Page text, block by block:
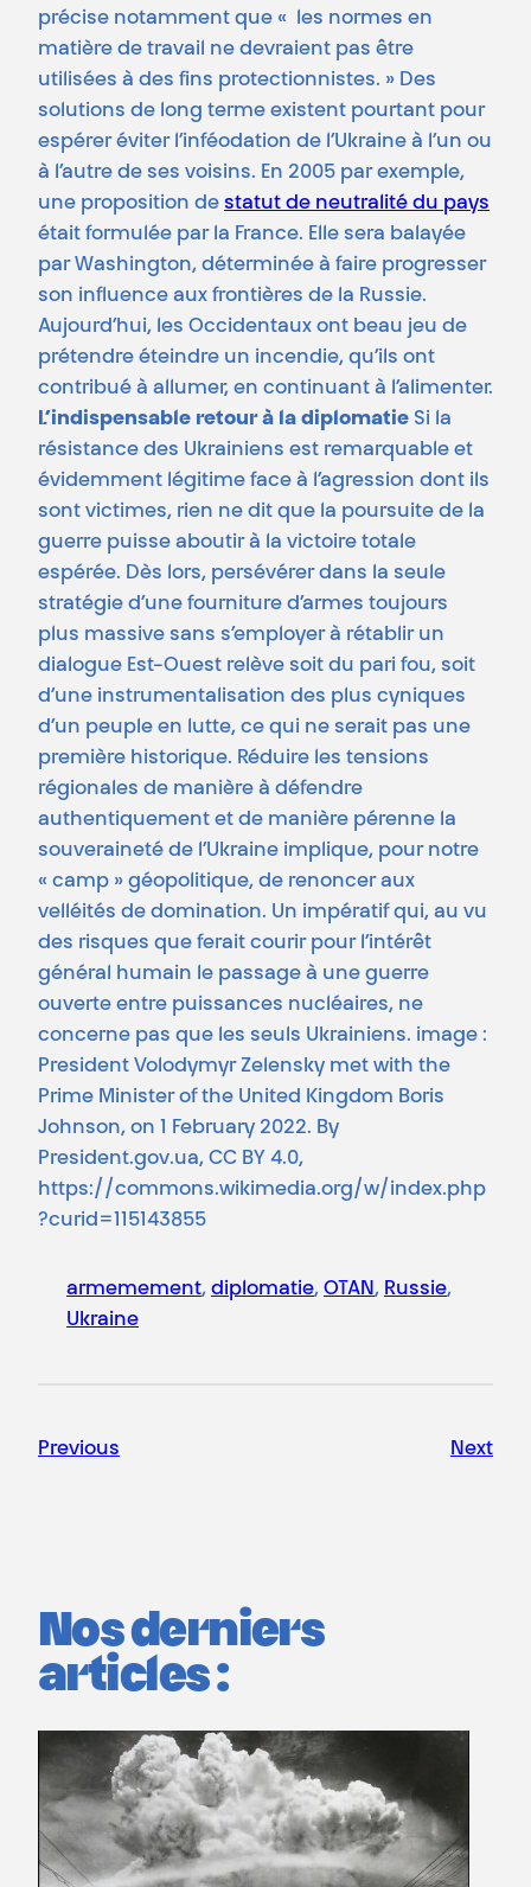
précise notamment que « les normes en
matière de travail ne devraient pas être
utilisées à des fins protectionnistes. » Des
solutions de long terme existent pourtant pour
espérer éviter l’inféodation de l’Ukraine à l’un ou
à l’autre de ses voisins. En 2005 par exemple,
une proposition de statut de neutralité du pays
était formulée par la France. Elle sera balayée
par Washington, déterminée à faire progresser
son influence aux frontières de la Russie.
Aujourd’hui, les Occidentaux ont beau jeu de
prétendre éteindre un incendie, qu’ils ont
contribué à allumer, en continuant à l’alimenter.
L’indispensable retour à la diplomatie Si la
résistance des Ukrainiens est remarquable et
évidemment légitime face à l’agression dont ils
sont victimes, rien ne dit que la poursuite de la
guerre puisse aboutir à la victoire totale
espérée. Dès lors, persévérer dans la seule
stratégie d’une fourniture d’armes toujours
plus massive sans s’employer à rétablir un
dialogue Est-Ouest relève soit du pari fou, soit
d’une instrumentalisation des plus cyniques
d’un peuple en lutte, ce qui ne serait pas une
première historique. Réduire les tensions
régionales de manière à défendre
authentiquement et de manière pérenne la
souveraineté de l’Ukraine implique, pour notre
« camp » géopolitique, de renoncer aux
velléités de domination. Un impératif qui, au vu
des risques que ferait courir pour l’intérêt
général humain le passage à une guerre
ouverte entre puissances nucléaires, ne
concerne pas que les seuls Ukrainiens. image :
President Volodymyr Zelensky met with the
Prime Minister of the United Kingdom Boris
Johnson, on 1 February 2022. By
President.gov.ua, CC BY 4.0,
https://commons.wikimedia.org/w/index.php
?curid=115143855
armemement, diplomatie, OTAN, Russie
Ukraine
Previous Next
Nos derniers
articles :